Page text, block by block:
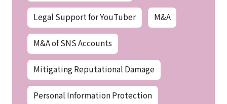
Legal Support for YouTuber M&A
M&A of SNS Accounts
Mitigating Reputational Damage
Personal Information Protection